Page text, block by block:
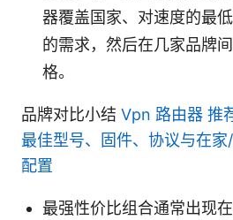
器覆盖国家、对速度的最
的需求，然后在几家品牌
格。
品牌对比小结 Vpn 路由器 推
最佳型号、固件、协议与在
配置
最强性价比组合通常出现